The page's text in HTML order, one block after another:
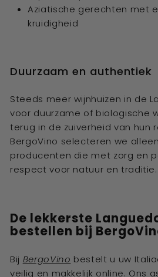
Aziatische gerechten met
kruidigheid
Duurzaam en authentiek
Steeds meer wijnhuizen in de
voor duurzame of biologische
terug in de zuiverheid van hun
BergoVino selecteren we
producenten die met zorg en
respect voor natuur en traditie.
De lekkerste
bestellen bij
Bij BergoVino bestelt u uw
veilig en makkelijk online. Ons